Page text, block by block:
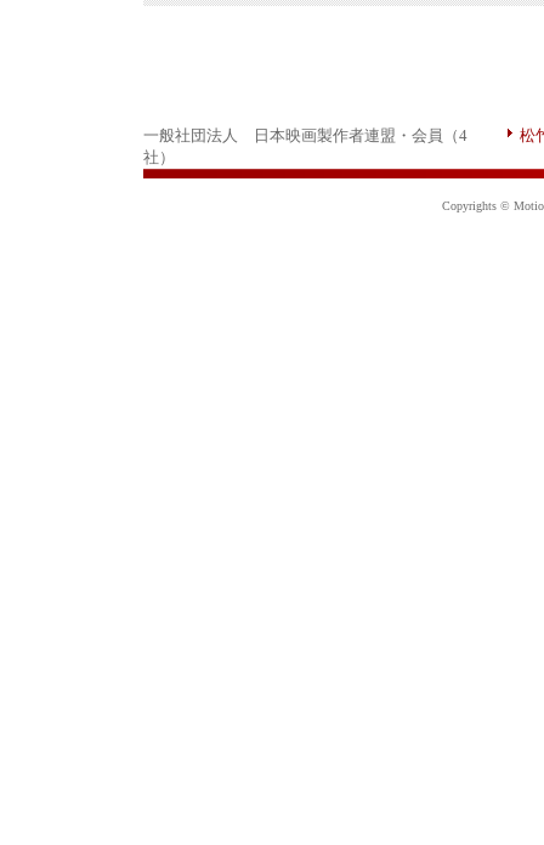
一般社団法人 日本映画製作者連盟・会員（4
社）
松
Copyrights ©